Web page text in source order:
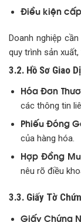
Điều kiện
Doanh nghiệp
quy trình sản
3.2. Hồ Sơ Giao
Hóa Đơn
các thông tin
Phiếu Đóng
của hàng hóa.
Hợp Đồng
nêu rõ điều
3.3. Giấy Tờ
Giấy Chứng